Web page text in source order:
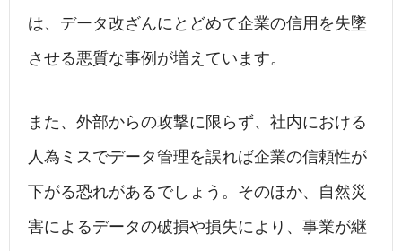
は、データ改ざんにとどめて企業の信用を失墜
させる悪質な事例が増えています。
また、外部からの攻撃に限らず、社内における
人為ミスでデータ管理を誤れば企業の信頼性が
下がる恐れがあるでしょう。そのほか、自然災
害によるデータの破損や損失により、事業が継